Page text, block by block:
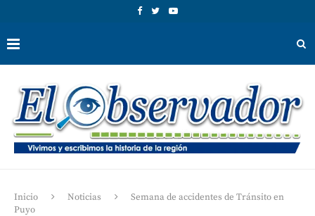
Inicio Noticias
Semana de accidentes de Tránsito en
Puyo